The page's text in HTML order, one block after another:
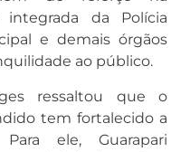
integrada da Polícia
e demais órgãos
ao público.
ressaltou que o
tem fortalecido a
ele, Guarapari